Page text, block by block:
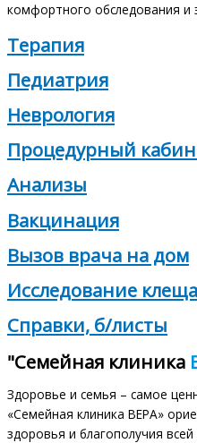
комфортного обследования и
Терапия
Педиатрия
Неврология
Процедурный
Анализы
Вакцинация
Вызов врача на дом
Исследование клеща
Справки, б/листы
"Семейная клиника
Здоровье и семья – самое
«Семейная клиника ВЕРА»
здоровья и благополучия